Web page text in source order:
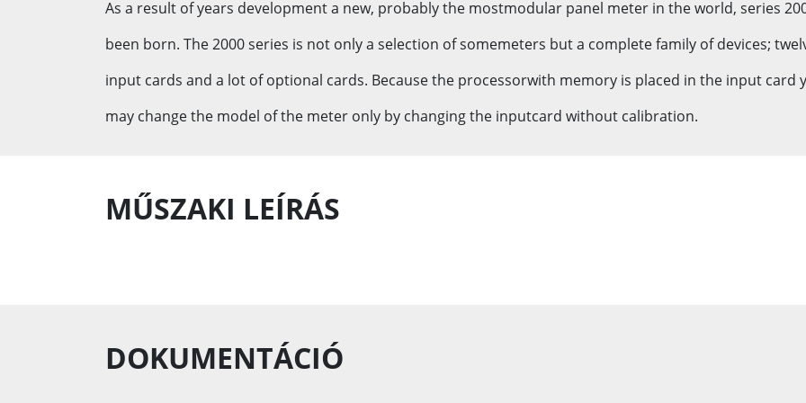
As a result of years development a new, probably the mostmodular panel meter in the world, series
been born. The 2000 series is not only a selection of somemeters but a complete family of devices;
input cards and a lot of optional cards. Because the processorwith memory is placed in the input card
may change the model of the meter only by changing the inputcard without calibration.
MŰSZAKI LEÍRÁS
DOKUMENTÁCIÓ